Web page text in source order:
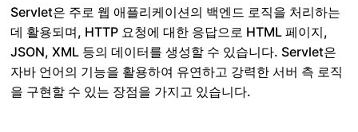
Servlet은 주로 웹 애플리케이션의 백엔드 로직을 처리하는
데 활용되며, HTTP 요청에 대한 응답으로 HTML 페이지,
JSON, XML 등의 데이터를 생성할 수 있습니다. Servlet은
자바 언어의 기능을 활용하여 유연하고 강력한 서버 측 로직
을 구현할 수 있는 장점을 가지고 있습니다.